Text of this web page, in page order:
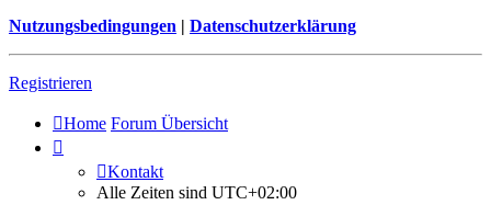
Nutzungsbedingungen | Datenschutzerklärung
Registrieren
Home Forum Übersicht
Kontakt
Alle Zeiten sind UTC+02:00